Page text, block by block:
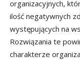
organizacyjnych,
ilość negatywnych
występujących na
Rozwiązania te
charakterze